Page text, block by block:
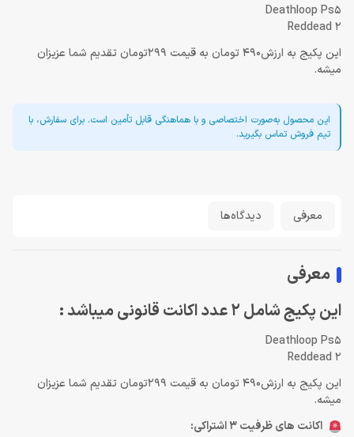
Deathloop Ps5
Reddead 2
این پکیج به ارزش490 تومان به قیمت 299تومان تقدیم شما عزیزان
میشه.
این محصول به‌صورت اختصاصی و با هماهنگی قابل تأمین است. برای سفارش، با
تیم فروش تماس بگیرید.
معرفی دیدگاه‌ها
معرفی
این پکیج شامل 2 عدد اکانت قانونی میباشد :
Deathloop Ps5
Reddead 2
این پکیج به ارزش490 تومان به قیمت 299تومان تقدیم شما عزیزان
میشه.
اکانت های ظرفیت 3 اشتراکی: